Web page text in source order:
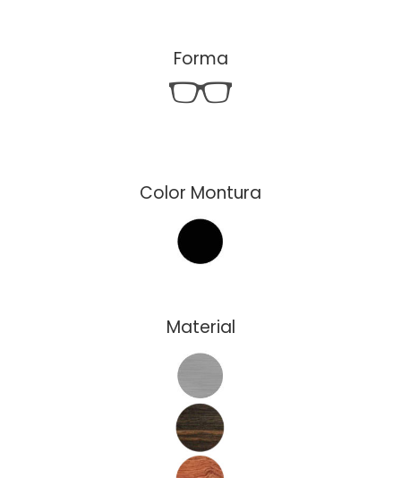
Forma
Color Montura
Material